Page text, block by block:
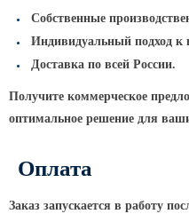
ограждений
Светильники
назначения
Уличные фонари 2
Уличные фонари 6
Уличные фонари 1
Уличные фонари 4
Собственные
Индивидуальный подход к
Доставка по всей России.
Получите коммерческое
оптимальное решение для
Оплата
Заказ запускается в работу